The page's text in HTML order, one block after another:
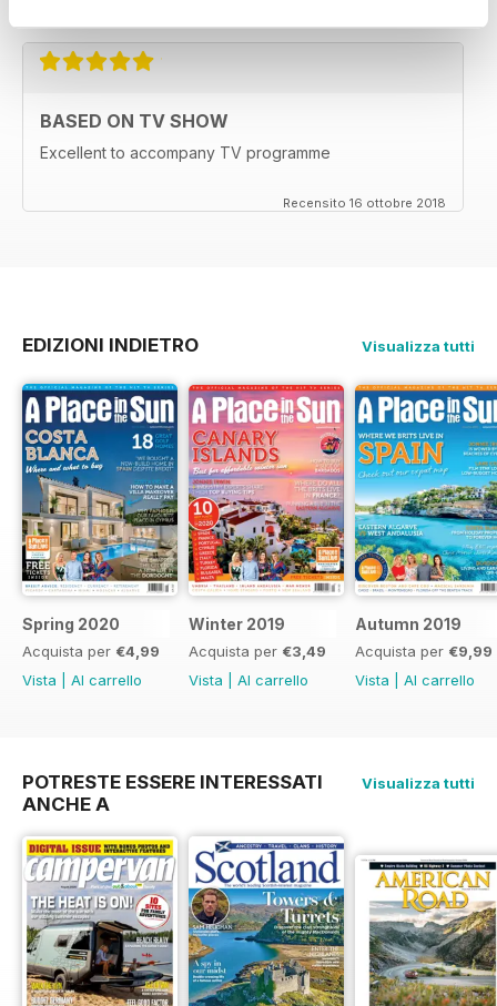
BASED ON TV SHOW
Excellent to accompany TV programme
Recensito 16 ottobre 2018
EDIZIONI INDIETRO Visualizza tutti
Spring 2020
Acquista per €4,99
Vista
Al carrello
Winter 2019
Acquista per €3,49
Vista
Al carrello
Autumn 2019
Acquista per €9,99
Vista
Al carrello
POTRESTE ESSERE INTERESSATI
ANCHE A
Visualizza tutti